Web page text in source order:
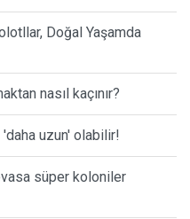
Doğal Yaşamda
nasıl kaçınır?
'daha uzun' olabilir!
süper koloniler